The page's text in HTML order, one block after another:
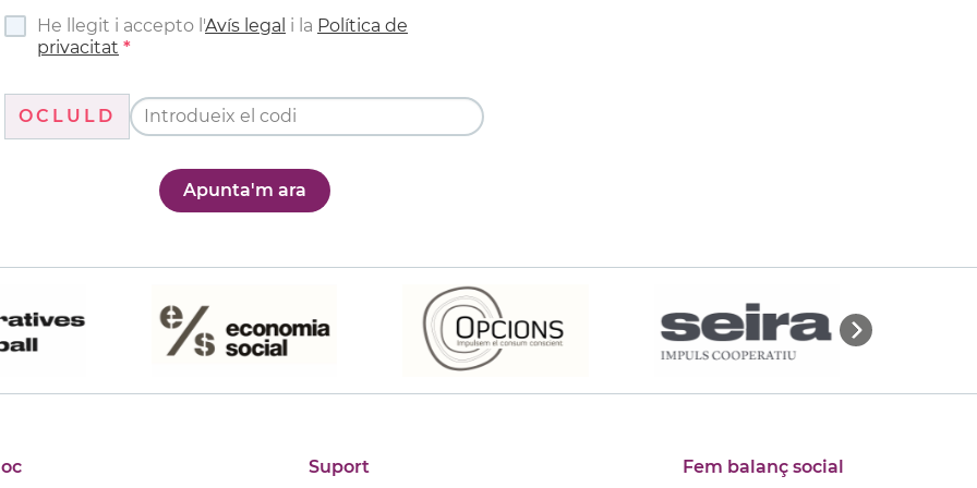
He llegit i accepto l'Avís legal i la Política de
privacitat
OCLULD
Apunta'm ara
Suport Fem balanç social